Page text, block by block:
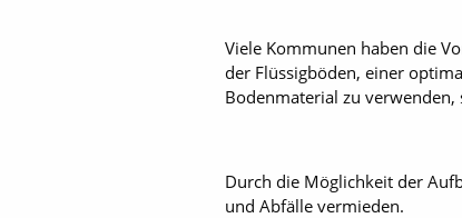
Viele Kommunen haben die
der Flüssigböden, einer
Bodenmaterial zu
Durch die Möglichkeit der
und Abfälle vermieden.